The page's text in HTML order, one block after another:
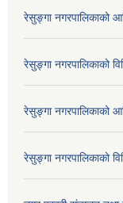
रेसुङ्गा नगरपालिकाको
रेसुङ्गा नगरपालिकाको
रेसुङ्गा नगरपालिकाको
रेसुङ्गा नगरपालिकाको